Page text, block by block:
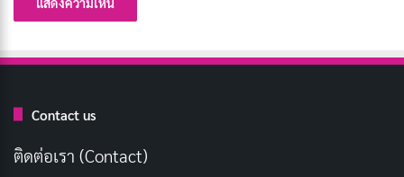
สัมผัสโดยบังเอิญหรือตามพิธีการ กล่าวอีกนัยหนึ่ง Skinship
สัมพันธ์เชิงโรแมนติก แต่ครอบคลุมทุกความสัมพันธ์ที่ใกล้
ชิด ทั้งในครอบครัว ระหว่างเพื่อนสนิท และแม้แต่ระหว่าง
Contact us
ติดต่อเรา (Contact)